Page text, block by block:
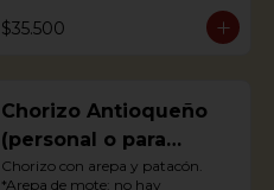
$35.500
Chorizo Antioqueño
(personal o para
compartir)
Chorizo con arepa y patacón.
*Arepa de mote: no hay